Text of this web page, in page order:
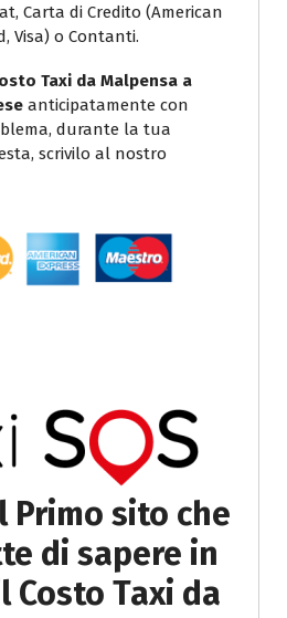
Carta di Credito (American
Visa) o Contanti.
Taxi da Malpensa a
anticipatamente con
durante la tua
scrivilo al nostro
Primo sito che
di sapere in
Costo Taxi da